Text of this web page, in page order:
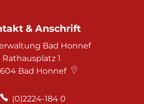
& Anschrift
Bad Honnef
Rathausplatz 1
Bad Honnef
(0)2224-184 0